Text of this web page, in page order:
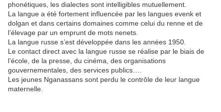
phonétiques, les dialectes sont intelligibles mutuellement.
La langue a été fortement influencée par les langues evenk et
dolgan et dans certains domaines comme celui du renne et de
l’élevage par un emprunt de mots nenets.
La langue russe s’est développée dans les années 1950.
Le contact direct avec la langue russe se réalise par le biais de
l’école, de la presse, du cinéma, des organisations
gouvernementales, des services publics….
Les jeunes Nganassans sont perdu le contrôle de leur langue
maternelle.